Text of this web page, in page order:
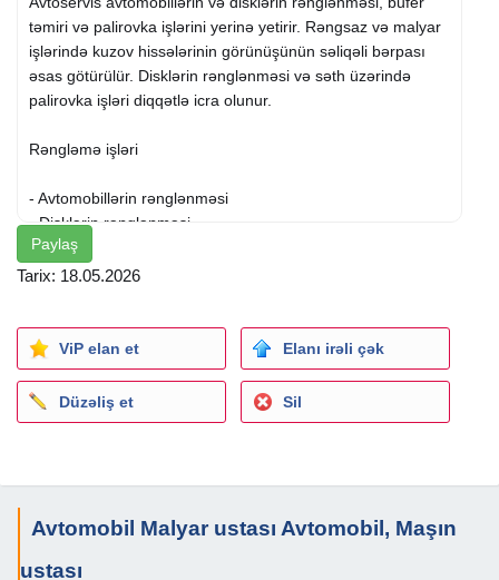
təmiri və palirovka işlərini yerinə yetirir. Rəngsaz və malyar
işlərində kuzov hissələrinin görünüşünün səliqəli bərpası
əsas götürülür. Disklərin rənglənməsi və səth üzərində
palirovka işləri diqqətlə icra olunur.
Rəngləmə işləri
- Avtomobillərin rənglənməsi
- Disklərin rənglənməsi
- Rəngsaz və malyar xidmətləri
- Buferlərin təmiri
- Zədələnmiş hissələrin bərpası
- Səthin rəngləməyə hazırlanması
- Boya səthinin cilalanması
- Xarici görünüşün səliqəli vəziyyətə gətirilməsi
Paylaş
Tarix: 18.05.2026
ViP elan et Elanı irəli çək
Düzəliş et Sil
Avtomobil Malyar ustası Avtomobil, Maşın
ustası